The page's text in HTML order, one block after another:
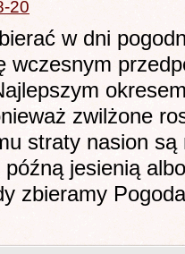
20
w dni
wczesnym
zwilżone
straty nasion
jesienią
zbieramy